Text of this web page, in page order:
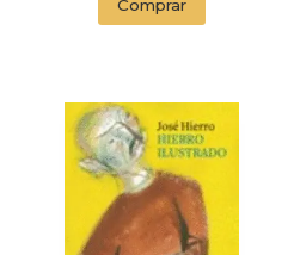
Comprar